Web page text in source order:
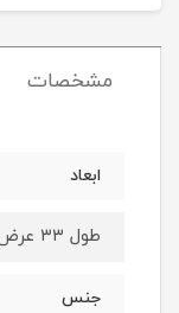
مشخصات
ابعاد
طول ۳۳ عرض ۱۹ سانت
جنس